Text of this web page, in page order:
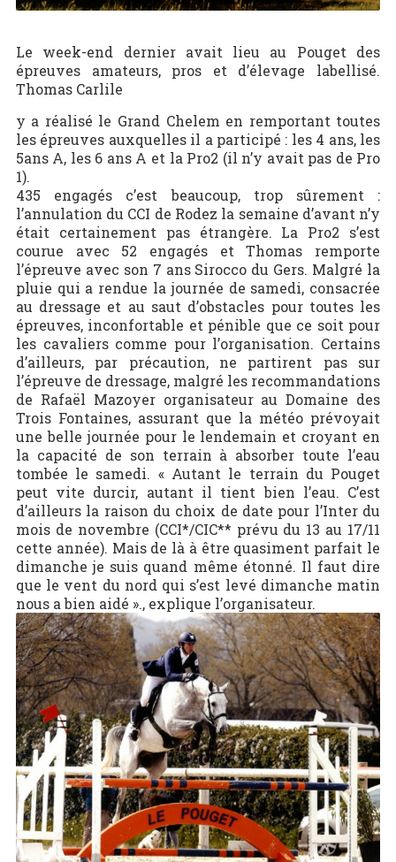
Le week-end dernier avait lieu au Pouget des
épreuves amateurs, pros et d’élevage labellisé.
Thomas Carlile
y a réalisé le Grand Chelem en remportant toutes
les épreuves auxquelles il a participé : les 4 ans, les
5ans A, les 6 ans A et la Pro2 (il n’y avait pas de Pro
1).
435 engagés c’est beaucoup, trop sûrement :
l’annulation du CCI de Rodez la semaine d’avant n’y
était certainement pas étrangère. La Pro2 s’est
courue avec 52 engagés et Thomas remporte
l’épreuve avec son 7 ans Sirocco du Gers. Malgré la
pluie qui a rendue la journée de samedi, consacrée
au dressage et au saut d’obstacles pour toutes les
épreuves, inconfortable et pénible que ce soit pour
les cavaliers comme pour l’organisation. Certains
d’ailleurs, par précaution, ne partirent pas sur
l’épreuve de dressage, malgré les recommandations
de Rafaël Mazoyer organisateur au Domaine des
Trois Fontaines, assurant que la météo prévoyait
une belle journée pour le lendemain et croyant en
la capacité de son terrain à absorber toute l’eau
tombée le samedi. « Autant le terrain du Pouget
peut vite durcir, autant il tient bien l’eau. C’est
d’ailleurs la raison du choix de date pour l’Inter du
mois de novembre (CCI*/CIC** prévu du 13 au 17/11
cette année). Mais de là à être quasiment parfait le
dimanche je suis quand même étonné. Il faut dire
que le vent du nord qui s’est levé dimanche matin
nous a bien aidé »., explique l’organisateur.